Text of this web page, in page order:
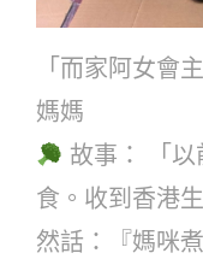
「而家阿女
媽媽
故事： 「
食。收到香港
然話：『媽咪